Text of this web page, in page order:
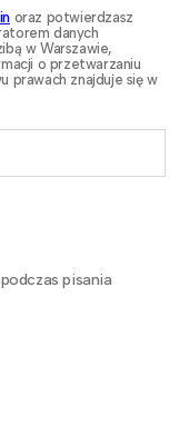
oraz potwierdzasz
danych
w Warszawie,
o przetwarzaniu
prawach znajduje się w
pisania